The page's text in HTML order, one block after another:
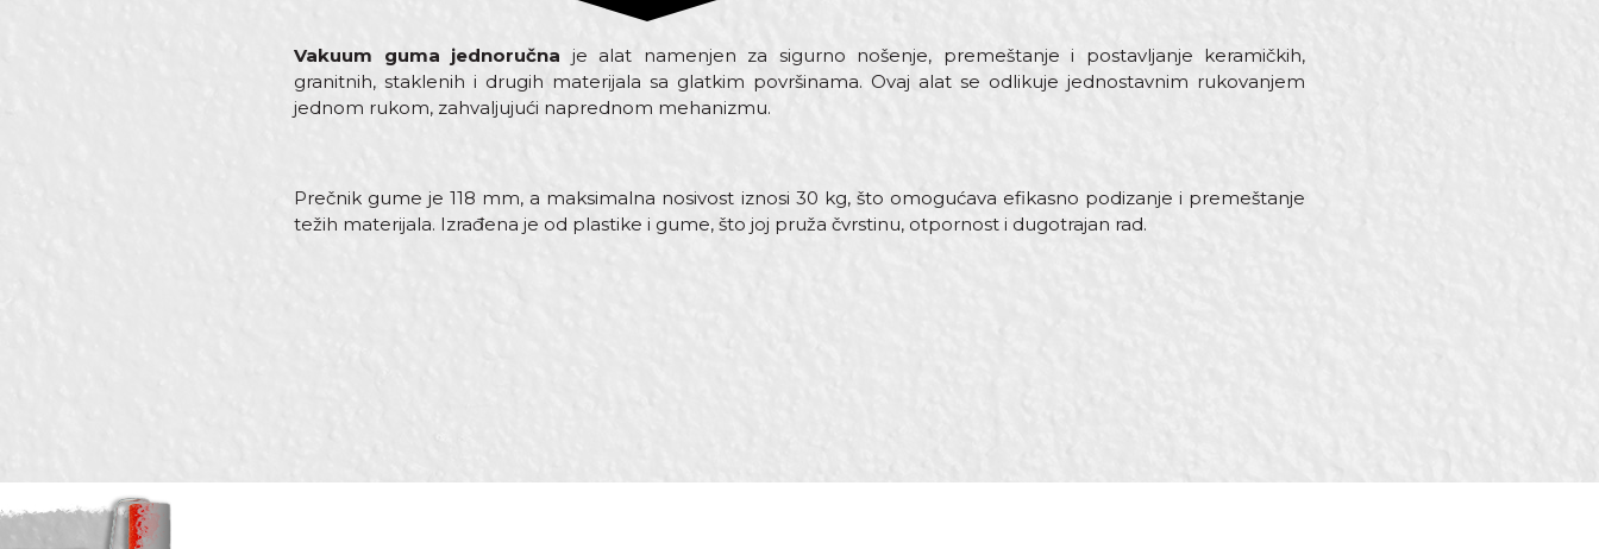
Vakuum guma jednoručna je alat namenjen za sigurno nošenje, premeštanje i postavljanje keramičkih,
granitnih, staklenih i drugih materijala sa glatkim površinama. Ovaj alat se odlikuje jednostavnim rukovanjem
jednom rukom, zahvaljujući naprednom mehanizmu.
Prečnik gume je 118 mm, a maksimalna nosivost iznosi 30 kg, što omogućava efikasno podizanje i premeštanje
težih materijala. Izrađena je od plastike i gume, što joj pruža čvrstinu, otpornost i dugotrajan rad.